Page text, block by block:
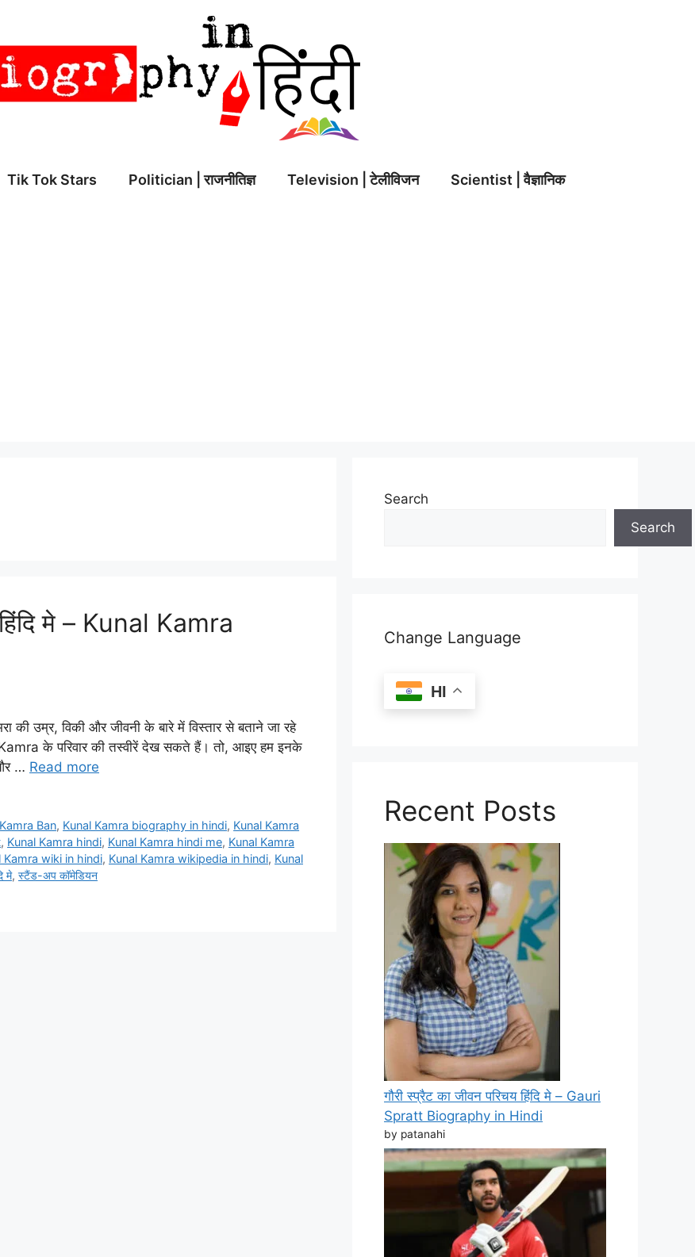
Tik Tok Stars Politician | राजनीतिज्ञ Television | टेलीविजन Scientist | वैज्ञानिक
मे – Kunal Kamra
उम्र, विकी और जीवनी के बारे में विस्तार से बताने जा रहे
के परिवार की तस्वीरें देख सकते हैं। तो, आइए हम इनके
… Read more
Ban, Kunal Kamra biography in hindi, Kunal Kamra
, Kunal Kamra hindi, Kunal Kamra hindi me, Kunal Kamra
Kamra wiki in hindi, Kunal Kamra wikipedia in hindi, Kunal
मे, स्टैंड-अप कॉमेडियन
Search
Search
Change Language
HI
Recent Posts
गौरी स्प्रैट का जीवन परिचय हिंदि मे – Gauri
Spratt Biography in Hindi
by patanahi